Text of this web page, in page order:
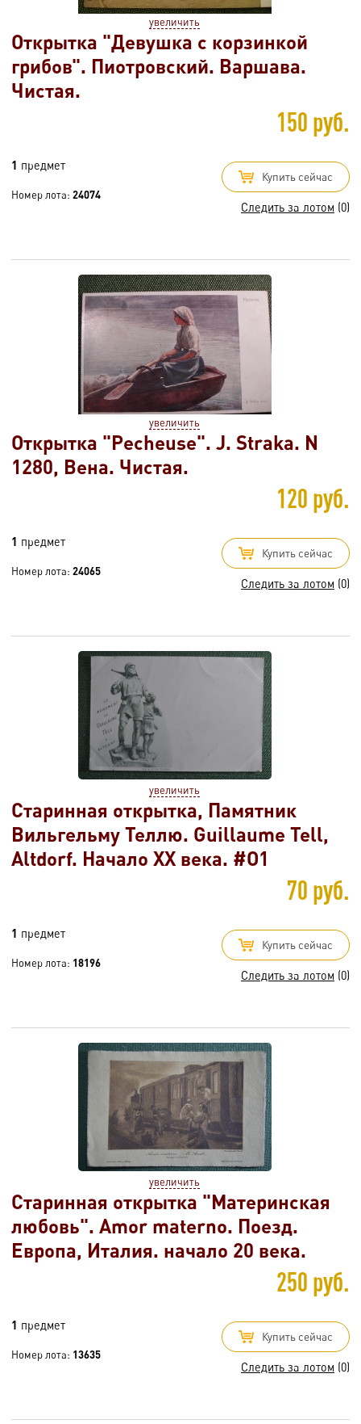
увеличить
Открытка "Девушка с корзинкой
грибов". Пиотровский. Варшава.
Чистая.
150 руб.
1 предмет
Номер лота: 24074
Купить сейчас
Следить за лотом (0)
увеличить
Открытка "Pecheuse". J. Straka. N
1280, Вена. Чистая.
120 руб.
1 предмет
Номер лота: 24065
Купить сейчас
Следить за лотом (0)
увеличить
Старинная открытка, Памятник
Вильгельму Теллю. Guillaume Tell,
Altdorf. Начало XX века. #O1
70 руб.
1 предмет
Номер лота: 18196
Купить сейчас
Следить за лотом (0)
увеличить
Старинная открытка "Материнская
любовь". Amor materno. Поезд.
Европа, Италия. начало 20 века.
250 руб.
1 предмет
Номер лота: 13635
Купить сейчас
Следить за лотом (0)